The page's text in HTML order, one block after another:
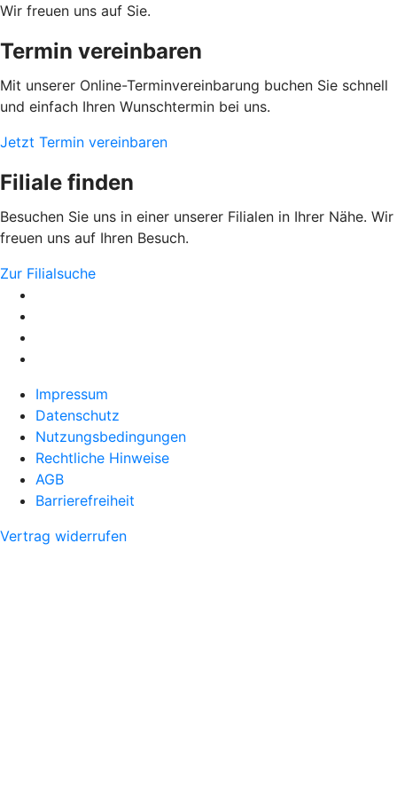
Wir freuen uns auf Sie.
Termin vereinbaren
Mit unserer Online-Terminvereinbarung buchen Sie schnell
und einfach Ihren Wunschtermin bei uns.
Jetzt Termin vereinbaren
Filiale finden
Besuchen Sie uns in einer unserer Filialen in Ihrer Nähe. Wir
freuen uns auf Ihren Besuch.
Zur Filialsuche
Impressum
Datenschutz
Nutzungsbedingungen
Rechtliche Hinweise
AGB
Barrierefreiheit
Vertrag widerrufen